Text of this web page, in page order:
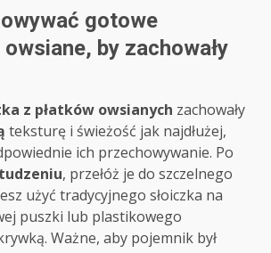
gotowe
by zachowały
z płatków owsianych zachowały
teksturę i świeżość jak najdłużej,
ich przechowywanie. Po
, przełóż je do szczelnego
użyć tradycyjnego słoiczka na
puszki lub plastikowego
Ważne, aby pojemnik był